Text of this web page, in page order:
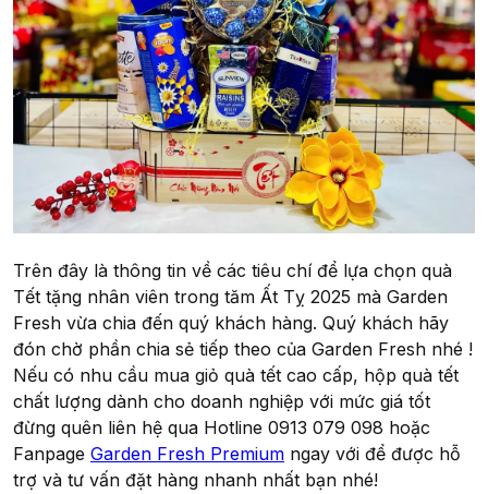
Trên đây là thông tin về các tiêu chí để lựa chọn quà
Tết tặng nhân viên trong tăm Ất Tỵ 2025 mà Garden
Fresh vừa chia đến quý khách hàng. Quý khách hãy
đón chờ phần chia sẻ tiếp theo của Garden Fresh nhé !
Nếu có nhu cầu mua giỏ quà tết cao cấp, hộp quà tết
chất lượng dành cho doanh nghiệp với mức giá tốt
đừng quên liên hệ qua Hotline 0913 079 098 hoặc
Fanpage Garden Fresh Premium ngay với để được hỗ
trợ và tư vấn đặt hàng nhanh nhất bạn nhé!